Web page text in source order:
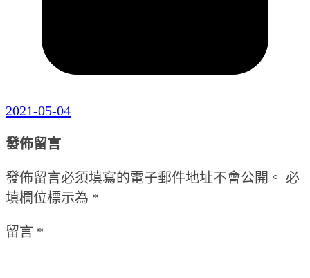
2021-05-04
發佈留言
發佈留言必須填寫的電子郵件地址不會公開。 必
填欄位標示為 *
留言 *